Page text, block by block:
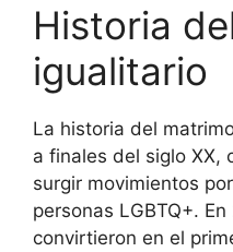
Historia
igualitario
La historia del
a finales del siglo XX,
surgir movimientos
personas LGBTQ+.
convirtieron en el